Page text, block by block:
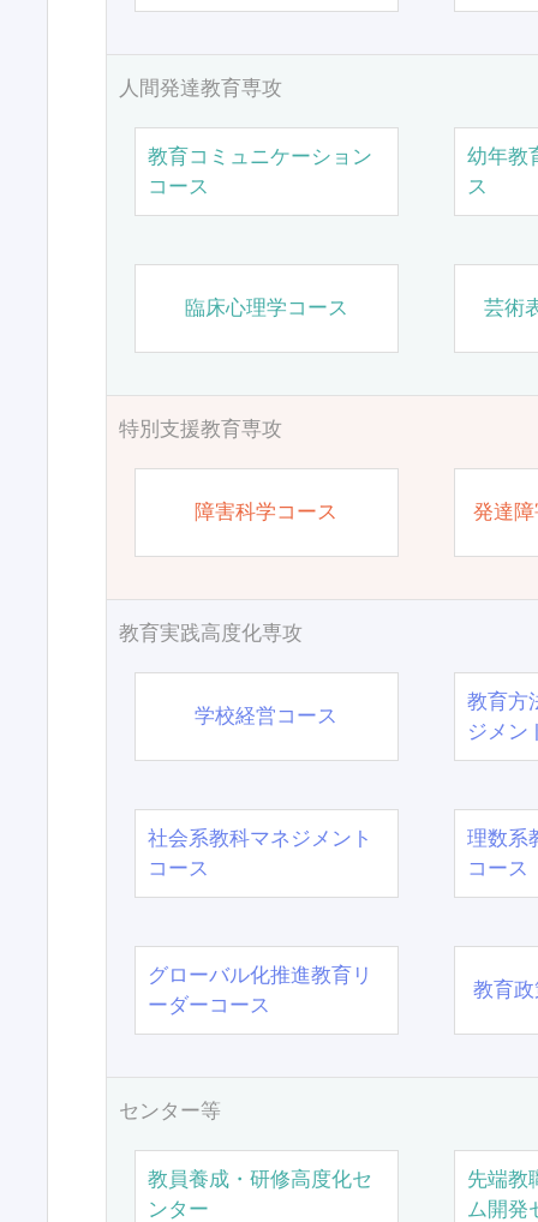
人間発達教育専攻
教育コミュニケーション
コース
幼年教
ス
臨床心理学コース 芸術
特別支援教育専攻
障害科学コース 発達
教育実践高度化専攻
学校経営コース
教育方
ジメン
社会系教科マネジメント
コース
理数系
コース
グローバル化推進教育リ
ーダーコース
教育
センター等
教員養成・研修高度化セ
ンター
先端教
ム開発